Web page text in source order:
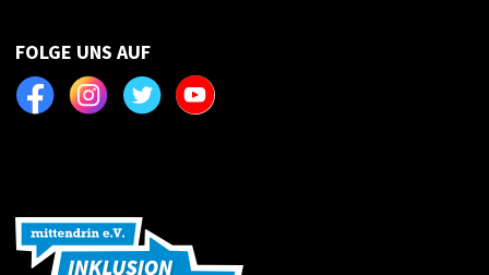
FOLGE UNS AUF
FacebookInstagramTwitter